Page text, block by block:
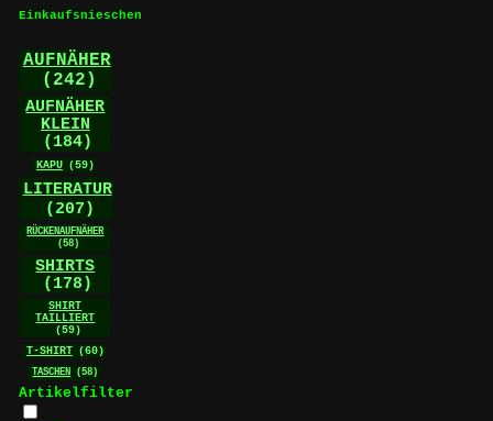
Einkaufsnieschen
AUFNÄHER
(242)
AUFNÄHER
KLEIN
(184)
KAPU (59)
LITERATUR
(207)
RÜCKENAUFNÄHER
(58)
SHIRTS
(178)
SHIRT
TAILLIERT
(59)
T-SHIRT (60)
TASCHEN (58)
Artikelfilter